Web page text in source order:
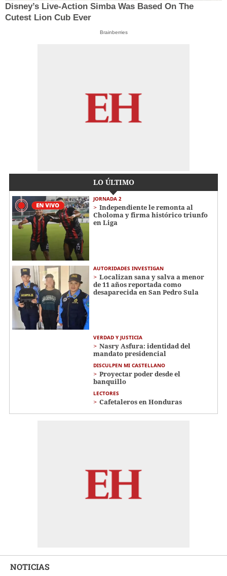
Disney’s Live-Action Simba Was Based On The
Cutest Lion Cub Ever
Brainberries
LO ÚLTIMO
JORNADA 2
Independiente le remonta al
Choloma y firma histórico triunfo
en Liga
AUTORIDADES INVESTIGAN
Localizan sana y salva a menor
de 11 años reportada como
desaparecida en San Pedro Sula
VERDAD Y JUSTICIA
Nasry Asfura: identidad del
mandato presidencial
DISCULPEN MI CASTELLANO
Proyectar poder desde el
banquillo
LECTORES
Cafetaleros en Honduras
NOTICIAS